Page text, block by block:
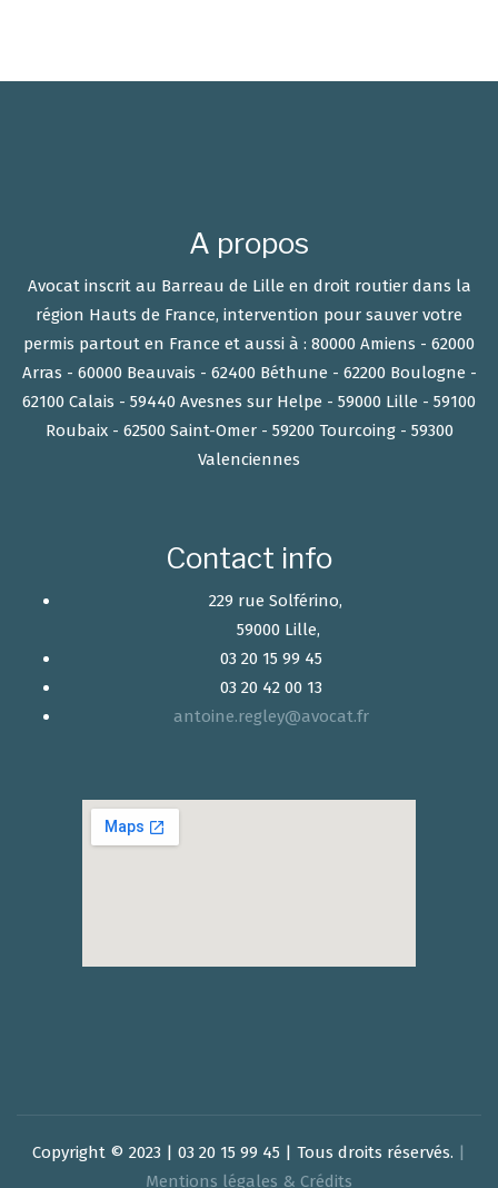
A propos
Avocat inscrit au Barreau de Lille en droit routier dans la
région Hauts de France, intervention pour sauver votre
permis partout en France et aussi à : 80000 Amiens - 62000
Arras - 60000 Beauvais - 62400 Béthune - 62200 Boulogne -
62100 Calais - 59440 Avesnes sur Helpe - 59000 Lille - 59100
Roubaix - 62500 Saint-Omer - 59200 Tourcoing - 59300
Valenciennes
Contact info
229 rue Solférino,
59000 Lille,
03 20 15 99 45
03 20 42 00 13
antoine.regley@avocat.fr
Copyright © 2023 | 03 20 15 99 45 | Tous droits réservés. |
Mentions légales & Crédits